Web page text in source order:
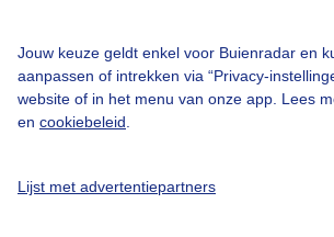
Jouw keuze geldt enkel voor Buienradar en
aanpassen of intrekken via “Privacy-
website of in het menu van onze app. Lees
en cookiebeleid
Lijst met advertentiepartners
Privacy beleid
Cookie beleid